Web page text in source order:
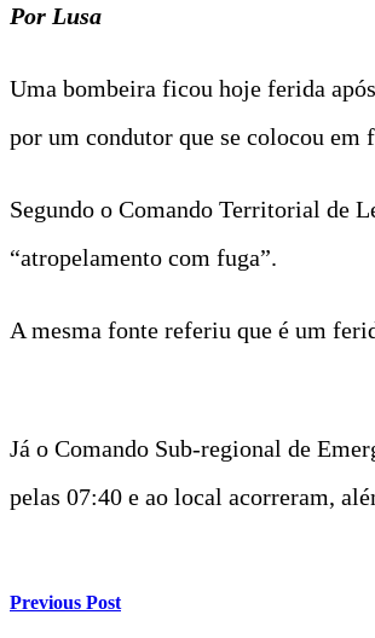
Por Lusa
Uma bombeira ficou hoje ferida
por um condutor que se colocou em
Segundo o Comando Territorial de
“atropelamento com fuga”.
A mesma fonte referiu que é um
Já o Comando Sub-regional de
pelas 07:40 e ao local acorreram,
Previous Post